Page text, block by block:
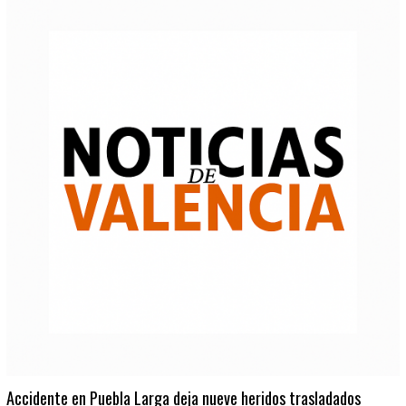
Accidente en Puebla Larga deja nueve heridos trasladados